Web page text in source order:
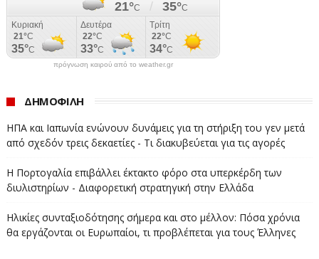
πρόγνωση καιρού από το weather.gr
ΔΗΜΟΦΙΛΗ
ΗΠΑ και Ιαπωνία ενώνουν δυνάμεις για τη στήριξη του γεν μετά
από σχεδόν τρεις δεκαετίες - Τι διακυβεύεται για τις αγορές
Η Πορτογαλία επιβάλλει έκτακτο φόρο στα υπερκέρδη των
διυλιστηρίων - Διαφορετική στρατηγική στην Ελλάδα
Ηλικίες συνταξιοδότησης σήμερα και στο μέλλον: Πόσα χρόνια
θα εργάζονται οι Ευρωπαίοι, τι προβλέπεται για τους Έλληνες